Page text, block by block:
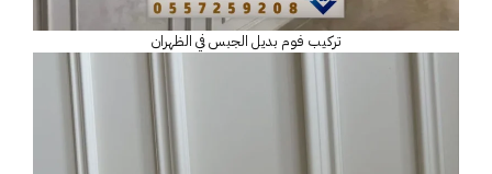
تركيب فوم بديل الجبس في الظهران